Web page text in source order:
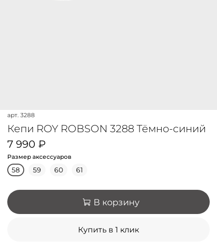
арт. 3288
Кепи ROY ROBSON 3288 Тёмно-синий
7 990 ₽
Размер аксессуаров
58 59 60 61
В корзину
Купить в 1 клик